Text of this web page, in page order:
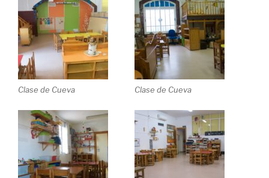
Clase de Cueva Clase de Cueva